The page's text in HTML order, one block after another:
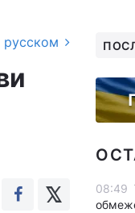
русском
08:49